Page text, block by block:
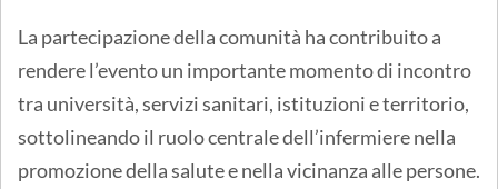
La partecipazione della comunità ha contribuito a
rendere l’evento un importante momento di incontro
tra università, servizi sanitari, istituzioni e territorio,
sottolineando il ruolo centrale dell’infermiere nella
promozione della salute e nella vicinanza alle persone.